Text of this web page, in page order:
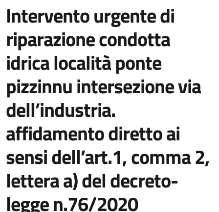
Intervento urgente di
riparazione condotta
idrica località ponte
pizzinnu intersezione via
dell’industria.
affidamento diretto ai
sensi dell’art.1, comma 2,
lettera a) del decreto-
legge n.76/2020